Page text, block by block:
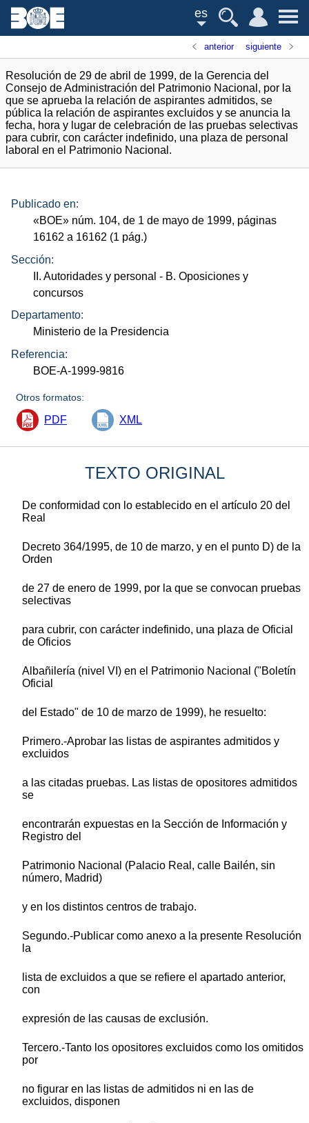
es
anterior siguiente
Resolución de 29 de abril de 1999, de la Gerencia del
Consejo de Administración del Patrimonio Nacional, por la
que se aprueba la relación de aspirantes admitidos, se
pública la relación de aspirantes excluidos y se anuncia la
fecha, hora y lugar de celebración de las pruebas selectivas
para cubrir, con carácter indefinido, una plaza de personal
laboral en el Patrimonio Nacional.
Publicado en:
«BOE» núm. 104, de 1 de mayo de 1999, páginas
16162 a 16162 (1 pág.)
Sección:
II. Autoridades y personal - B. Oposiciones y
concursos
Departamento:
Ministerio de la Presidencia
Referencia:
BOE-A-1999-9816
Otros formatos:
PDF XML
TEXTO ORIGINAL
De conformidad con lo establecido en el artículo 20 del
Real
Decreto 364/1995, de 10 de marzo, y en el punto D) de la
Orden
de 27 de enero de 1999, por la que se convocan pruebas
selectivas
para cubrir, con carácter indefinido, una plaza de Oficial
de Oficios
Albañilería (nivel VI) en el Patrimonio Nacional ("Boletín
Oficial
del Estado" de 10 de marzo de 1999), he resuelto:
Primero.-Aprobar las listas de aspirantes admitidos y
excluidos
a las citadas pruebas. Las listas de opositores admitidos
se
encontrarán expuestas en la Sección de Información y
Registro del
Patrimonio Nacional (Palacio Real, calle Bailén, sin
número, Madrid)
y en los distintos centros de trabajo.
Segundo.-Publicar como anexo a la presente Resolución
la
lista de excluidos a que se refiere el apartado anterior,
con
expresión de las causas de exclusión.
Tercero.-Tanto los opositores excluidos como los omitidos
por
no figurar en las listas de admitidos ni en las de
excluidos, disponen